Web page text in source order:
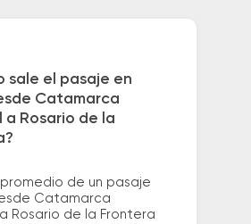
sale el pasaje en
Catamarca
a Rosario de la
de un pasaje
Catamarca
a Rosario de la Frontera